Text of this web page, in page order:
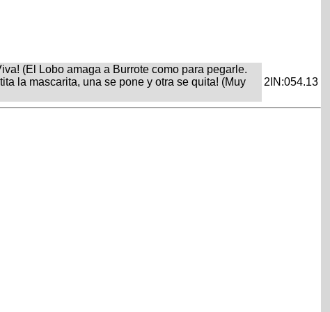
(El Lobo amaga a Burrote como para pegarle.
la mascarita, una se pone y otra se quita! (Muy
2IN:054.13